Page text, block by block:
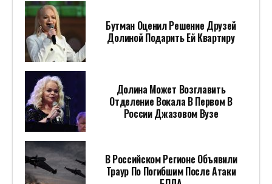
Бутман Оценил Решение Друзей
Долиной Подарить Ей Квартиру
Долина Может Возглавить
Отделение Вокала В Первом В
России Джазовом Вузе
В Российском Регионе Объявили
Траур По Погибшим После Атаки